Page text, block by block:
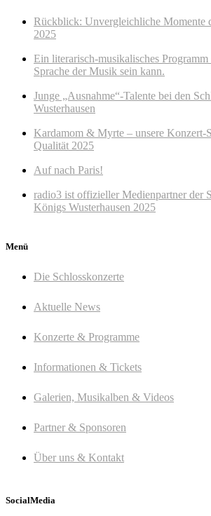
Rückblick: Unvergleichliche Momente
2025
Ein literarisch-musikalisches
Sprache der Musik sein kann.
Junge „Ausnahme“-Talente bei den
Wusterhausen
Kardamom & Myrte – unsere Konzert-
Qualität 2025
Auf nach Paris!
radio3 ist offizieller Medienpartner der
Königs Wusterhausen 2025
Menü
Die Schlosskonzerte
Aktuelle News
Konzerte & Programme
Informationen & Tickets
Galerien, Musikalben & Videos
Partner & Sponsoren
Über uns & Kontakt
SocialMedia